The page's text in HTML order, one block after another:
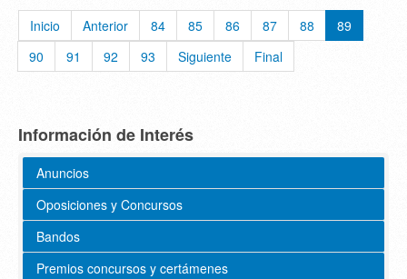
Inicio Anterior 84 85 86 87 88
89
90
91 92 93 Siguiente Final
Información de Interés
Anuncios
Oposiciones y Concursos
Bandos
Premios concursos y certámenes